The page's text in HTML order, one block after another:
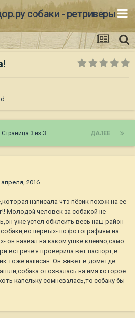
собаки - ретриверы
ДАЛЕЕ
Страница 3 из 3
апреля, 2016
написала что пёсик похож на ее
Молодой человек за собакой не
уже успел обклеить весь наш район
первых- по фотографиям на
он назвал на каком ушке клеймо,само
встрече я проверила вет паспорт,в
тоже написан. Он живет в доме где
отозвалась на имя которое
капельку сомневалась,то собаку бы